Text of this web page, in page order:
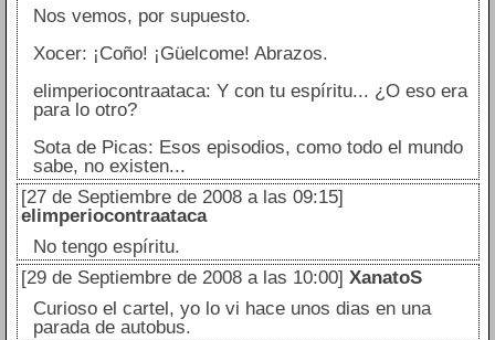
Nos vemos, por supuesto.
Xocer: ¡Coño! ¡Güelcome! Abrazos.
elimperiocontraataca: Y con tu espíritu... ¿O eso era
para lo otro?
Sota de Picas: Esos episodios, como todo el mundo
sabe, no existen...
[27 de Septiembre de 2008 a las 09:15]
elimperiocontraataca
No tengo espíritu.
[29 de Septiembre de 2008 a las 10:00] XanatoS
Curioso el cartel, yo lo vi hace unos dias en una
parada de autobus.